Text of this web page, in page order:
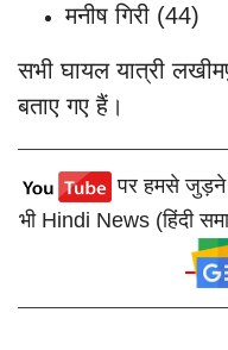
मनीष गिरी (44)
सभी घायल यात्री
बताए गए हैं।
पर हमसे
भी Hindi News (हिंदी